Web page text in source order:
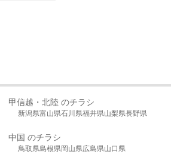
甲信越・北陸 のチラシ
新潟県富山県石川県福井県山梨県長野県
中国 のチラシ
鳥取県島根県岡山県広島県山口県